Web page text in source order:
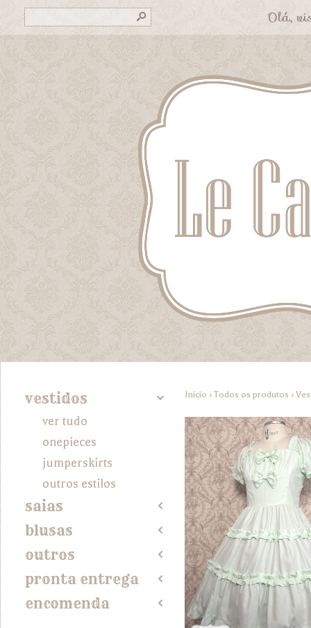
s Olá,
vestidos 4
ver tudo
onepieces
jumperskirts
outros estilos
saias 2
blusas 2
outros 2
pronta entrega 2
encomenda 2
Início › Todos os produtos ›